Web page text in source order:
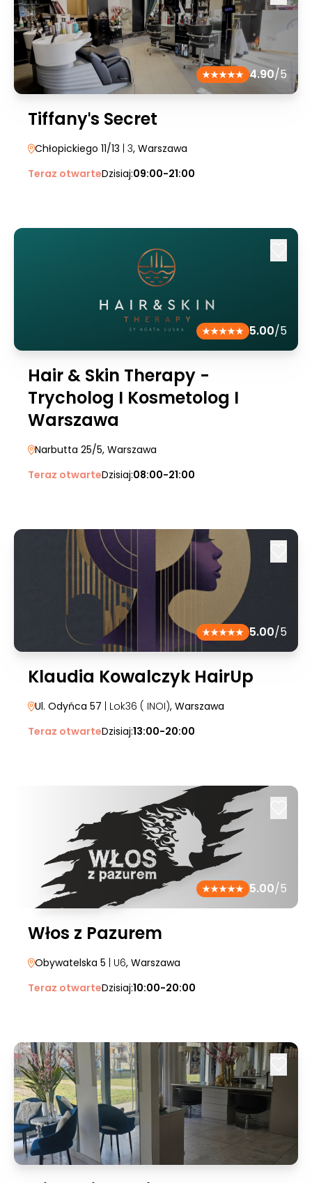
4.90/5
Tiffanyˈs Secret
Chłopickiego 11/13 | 3, Warszawa
Teraz otwarteDzisiaj:09:00-21:00
5.00/5
Hair & Skin Therapy -
Trycholog I Kosmetolog I
Warszawa
Narbutta 25/5, Warszawa
Teraz otwarteDzisiaj:08:00-21:00
5.00/5
Klaudia Kowalczyk HairUp
Ul. Odyńca 57 | Lok36 ( INOI), Warszawa
Teraz otwarteDzisiaj:13:00-20:00
5.00/5
Włos z Pazurem
Obywatelska 5 | U6, Warszawa
Teraz otwarteDzisiaj:10:00-20:00